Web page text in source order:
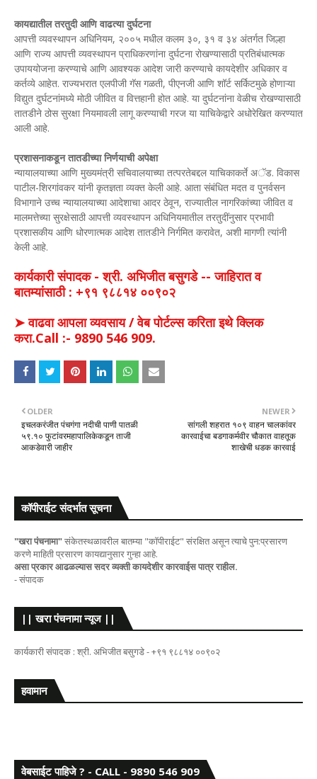
कायद्यातील तरतुदी आणि वाढत्या दुर्घटना
आपत्ती व्यवस्थापन अधिनियम, २००५ मधील कलम ३०, ३१ व ३४ अंतर्गत जिल्हा
आणि राज्य आपत्ती व्यवस्थापन प्राधिकरणांना दुर्घटना रोखण्यासाठी प्रतिबंधात्मक
उपाययोजना करण्याचे आणि आवश्यक आदेश जारी करण्याचे कायदेशीर अधिकार व
कर्तव्ये आहेत. राज्यभरात एलपीजी गॅस गळती, पीएनजी आणि शॉर्ट सर्किटमुळे होणाऱ्या
विद्युत दुर्घटनांमध्ये मोठी जीवित व वित्तहानी होत आहे. या दुर्घटनांना वेळीच रोखण्यासाठी
तातडीने ठोस सुरक्षा नियमावली लागू करण्याची गरज या याचिकेद्वारे अधोरेखित करण्यात
आली आहे.
प्रशासनाकडून तातडीच्या निर्णयाची अपेक्षा
न्यायालयाच्या आणि मुख्यमंत्री सचिवालयाच्या तत्परतेबद्दल याचिकाकर्ते अॅड. विकास
पाटील-शिरगांवकर यांनी कृतज्ञता व्यक्त केली आहे. आता संबंधित मदत व पुनर्वसन
विभागाने उच्च न्यायालयाच्या आदेशाचा आदर ठेवून, राज्यातील नागरिकांच्या जीवित व
मालमत्तेच्या सुरक्षेसाठी आपत्ती व्यवस्थापन अधिनियमातील तरतुदींनुसार प्रभावी
प्रशासकीय आणि धोरणात्मक आदेश तातडीने निर्गमित करावेत, अशी मागणी त्यांनी
केली आहे.
कार्यकारी संपादक - श्री. अभिजीत बसुगडे -- जाहिरात व
बातम्यांसाठी : +९१ ९८८१४ ००९०२
➤ वाढवा आपला व्यवसाय / वेब पोर्टल्स करिता इथे क्लिक
करा.Call :- 9890 546 909.
NEWER
सांगली शहरात १०९ वाहन चालकांवर
कारवाईचा बडगाकर्मवीर चौकात वाहतूक
शाखेची धडक कारवाई
OLDER
इचलकरंजीत पंचगंगा नदीची पाणी पातळी
५९.१० फुटांवरमहापालिकेकडून ताजी
आकडेवारी जाहीर
कॉपीराईट संदर्भात सूचना
"खरा पंचनामा"संकेतस्थळावरील बातम्या "कॉपीराईट" संरक्षित असून त्याचे पुन:प्रसारण
करणे माहिती प्रसारण कायद्यानुसार गुन्हा आहे.
असा प्रकार आढळल्यास सदर व्यक्ती कायदेशीर कारवाईस पात्र राहील.
- संपादक
|| खरा पंचनामा न्यूज ||
कार्यकारी संपादक : श्री. अभिजीत बसुगडे - +९१ ९८८१४ ००९०२
हवामान
वेबसाईट पाहिजे ? - CALL - 9890 546 909